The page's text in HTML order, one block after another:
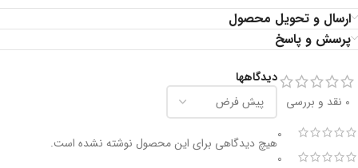
ارسال و تحویل محصول
پرسش و پاسخ
0 نقد و بررسی
0
0
دیدگاهها
هیچ دیدگاهی برای این محصول نوشته نشده است.